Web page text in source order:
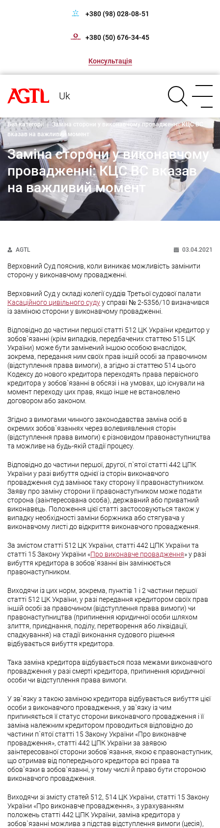
+380 (98) 028-08-51
+380 (50) 676-34-45
Консультація
Uk
Без категорії |
Заміна сторони у виконавчому провадженні: КЦС ВС
вказав на важливий момент
Заміна сторони у виконавчому
провадженні: КЦС ВС вказав
на важливий момент
AGTL 03.04.2021
Верховний Суд пояснив, коли виникає можливість замінити
сторону у виконавчому провадженні.
Верховний Суд у складі колегії суддів Третьої судової палати
Касаційного цивільного судуу справі № 2-5356/10 визначився
із заміною сторони у виконавчому провадженні.
Відповідно до частини першої статті 512 ЦК України кредитор у
зобов`язанні (крім випадків, передбачених статтею 515 ЦК
України) може бути замінений іншою особою внаслідок,
зокрема, передання ним своїх прав іншій особі за правочином
(відступлення права вимоги), а згідно зі статтею 514 цього
Кодексу до нового кредитора переходять права первісного
кредитора у зобов`язанні в обсязі і на умовах, що існували на
момент переходу цих прав, якщо інше не встановлено
договором або законом.
Згідно з вимогами чинного законодавства заміна осіб в
окремих зобов`язаннях через волевиявлення сторін
(відступлення права вимоги) є різновидом правонаступництва
та можливе на будь-якій стадії процесу.
Відповідно до частини першої, другої, п`ятої статті 442 ЦПК
України у разі вибуття однієї із сторін виконавчого
провадження суд замінює таку сторону її правонаступником.
Заяву про заміну сторони її правонаступником може подати
сторона (заінтересована особа), державний або приватний
виконавець. Положення цієї статті застосовуються також у
випадку необхідності заміни боржника або стягувача у
виконавчому листі до відкриття виконавчого провадження.
За змістом статті 512 ЦК України, статті 442 ЦПК України та
статті 15 Закону України «Про виконавче провадження» у разі
вибуття кредитора в зобов`язанні він замінюється
правонаступником.
Виходячи із цих норм, зокрема, пунктів 1 і 2 частини першої
статті 512 ЦК України, у разі передання кредитором своїх прав
іншій особі за правочином (відступлення права вимоги) чи
правонаступництва (припинення юридичної особи шляхом
злиття, приєднання, поділу, перетворення або ліквідації,
спадкування) на стадії виконання судового рішення
відбувається вибуття кредитора.
Така заміна кредитора відбувається поза межами виконавчого
провадження у разі смерті кредитора, припинення юридичної
особи чи відступлення права вимоги.
У зв`язку з такою заміною кредитора відбувається вибуття цієї
особи з виконавчого провадження, у зв`язку із чим
припиняється її статус сторони виконавчого провадження і її
заміна належним кредитором проводиться відповідно до
частини п`ятої статті 15 Закону України «Про виконавче
провадження», статті 442 ЦПК України за заявою
заінтересованої сторони зобов`язання, якою є правонаступник,
що отримав від попереднього кредитора всі права та
обов`язки в зобов`язанні, у тому числі й право бути стороною
виконавчого провадження.
Виходячи зі змісту статей 512, 514 ЦК України, статті 15 Закону
України «Про виконавче провадження», з урахуванням
положень статті 442 ЦПК України, заміна кредитора у
зобов`язанні можлива з підстав відступлення вимоги (цесія),